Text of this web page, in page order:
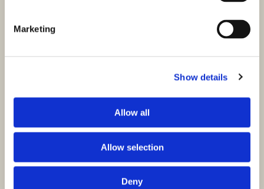
Marketing
Show details
Allow all
Allow selection
Deny